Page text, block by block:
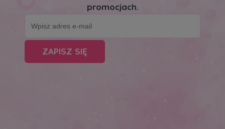
promocjach.
ZAPISZ SIĘ